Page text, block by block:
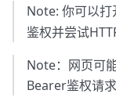
Note: 你可以打
鉴权并尝试
Note：网页可
Bearer鉴权请求